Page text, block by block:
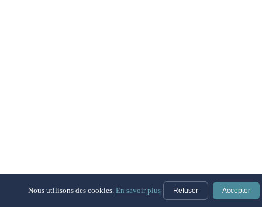
Nous utilisons des cookies. En savoir plus Refuser Accepter